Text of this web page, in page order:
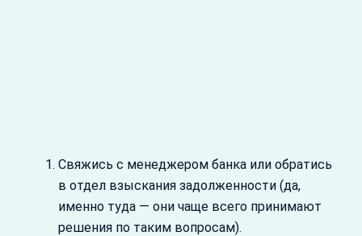
Свяжись с менеджером банка или обратись
в отдел взыскания задолженности (да,
именно туда — они чаще всего принимают
решения по таким вопросам).